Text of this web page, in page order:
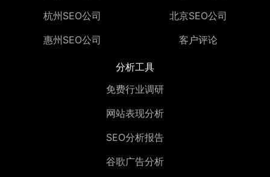
杭州SEO公司
惠州SEO公司
北京SEO公司
客户评论
分析工具
免费行业调研
网站表现分析
SEO分析报告
谷歌广告分析